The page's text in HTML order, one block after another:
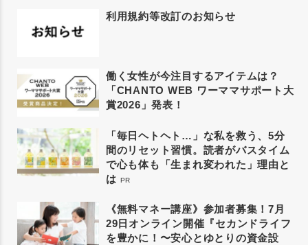
利用規約等改訂のお知らせ
働く女性が今注目するアイテムは？
「CHANTO WEB ワーママサポート大
賞2026」発表！
「毎日ヘトヘト…」な私を救う、5分
間のリセット習慣。読者がバスタイム
で心も体も「生まれ変われた」理由と
は PR
《無料マネー講座》参加者募集！7月
29日オンライン開催『セカンドライフ
を豊かに！〜安心とゆとりの資金設